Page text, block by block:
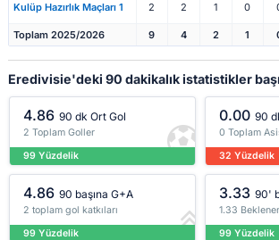
Kulüp Hazırlık Maçları 1 2 2 1 0
Toplam 2025/2026 9 4 2 1
Eredivisie'deki 90 dakikalık istatistikler
4.86 90 dk Ort Gol
2 Toplam Goller
99 Yüzdelik
0.00 90
0 Toplam
32 Yüzdelik
4.86 90 başına G+A
2 toplam gol katkıları
99 Yüzdelik
3.33 90'
1.33
99 Yüzdelik